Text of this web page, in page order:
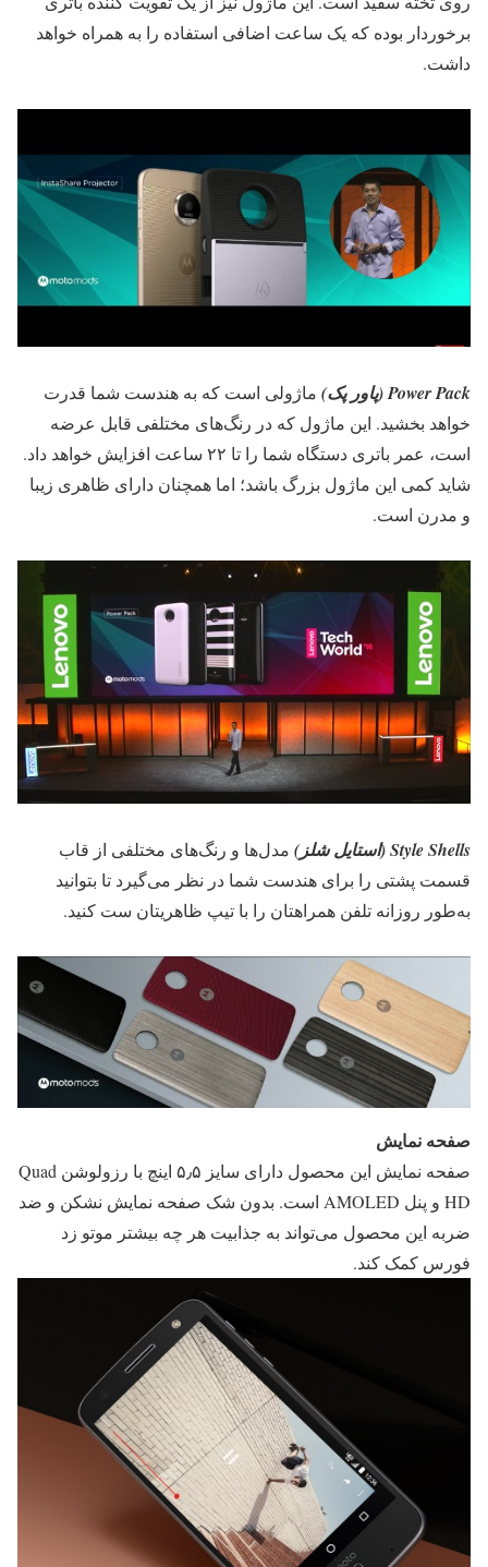
برخوردار بوده که یک ساعت اضافی استفاده را به همراه خواهد
داشت.
Power Pack(پاور پک) ماژولی است که به هندست شما قدرت
خواهد بخشید. این ماژول که در رنگ‌های مختلفی قابل عرضه
است، عمر باتری دستگاه شما را تا ۲۲ ساعت افزایش خواهد داد.
شاید کمی این ماژول بزرگ باشد؛ اما همچنان دارای ظاهری زیبا
و مدرن است.
Style Shells(استایل شلز) مدل‌ها و رنگ‌های مختلفی از قاب
قسمت پشتی را برای هندست شما در نظر می‌گیرد تا بتوانید
به‌طور روزانه تلفن همراهتان را با تیپ ظاهریتان ست کنید.
صفحه نمایش
صفحه نمایش این محصول دارای سایز ۵٫۵ اینچ با رزولوشن Quad
HD و پنل AMOLED است. بدون شک صفحه نمایش نشکن و ضد
ضربه این محصول می‌تواند به جذابیت هر چه بیشتر موتو زد
فورس کمک کند.